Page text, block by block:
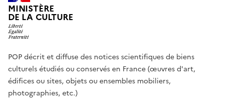
MINISTÈRE
DE LA CULTURE
POP décrit et diffuse des notices scientifiques de biens
culturels étudiés ou conservés en France (œuvres d'art,
édifices ou sites, objets ou ensembles mobiliers,
photographies, etc.)